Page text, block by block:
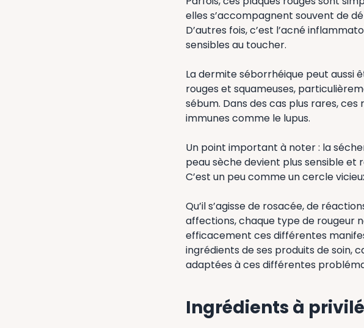
elles s’accompagnent souvent de
D’autres fois, c’est l’acné
sensibles au toucher.
La dermite séborrhéique peut aussi
rouges et squameuses,
sébum. Dans des cas plus rares,
immunes comme le lupus.
Un point important à noter : la
peau sèche devient plus sensible et
C’est un peu comme un cercle
Qu’il s’agisse de rosacée, de
affections, chaque type de rougeur
efficacement ces différentes
ingrédients de ses produits de soin,
adaptées à ces différentes
Ingrédients à